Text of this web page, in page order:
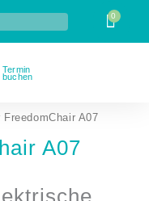
Termin
buchen
A07
A07
Preis
aufsteigend